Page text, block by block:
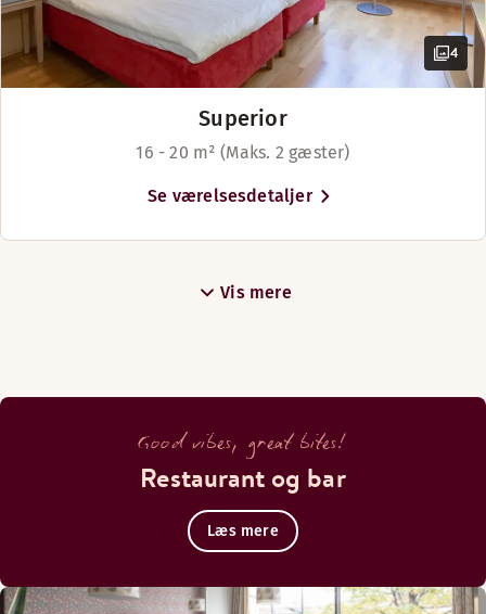
4
Superior
16 - 20 m² (Maks. 2 gæster)
Se værelsesdetaljer
Vis mere
Good vibes, great bites!
Restaurant og bar
Læs mere